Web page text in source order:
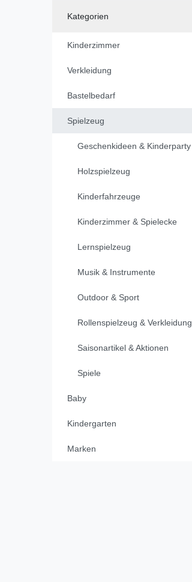
Kategorien
Kinderzimmer
Verkleidung
Bastelbedarf
Spielzeug
Geschenkideen & Kinderparty
Holzspielzeug
Kinderfahrzeuge
Kinderzimmer & Spielecke
Lernspielzeug
Musik & Instrumente
Outdoor & Sport
Rollenspielzeug & Verkleidung
Saisonartikel & Aktionen
Spiele
Baby
Kindergarten
Marken